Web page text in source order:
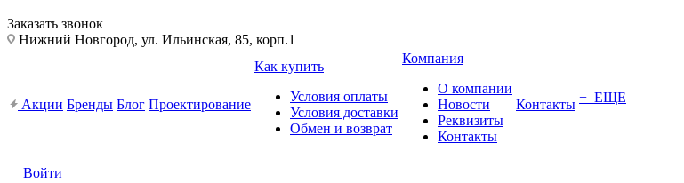
Заказать звонок
Нижний Новгород, ул. Ильинская, 85, корп.1
Акции Бренды Блог Проектирование
Как купить
Условия оплаты
Условия доставки
Обмен и возврат
Компания
О компании
Новости
Реквизиты
Контакты
Контакты + ЕЩЕ
Войти